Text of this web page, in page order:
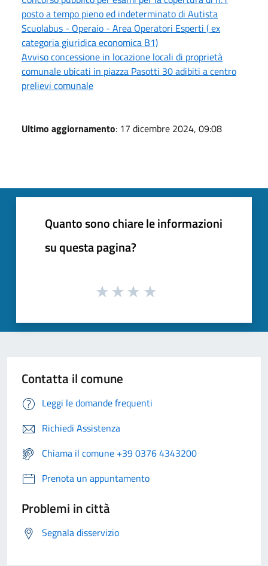
posto a tempo pieno ed indeterminato di Autista
Scuolabus - Operaio - Area Operatori Esperti ( ex
categoria giuridica economica B1)
Avviso concessione in locazione locali di proprietà
comunale ubicati in piazza Pasotti 30 adibiti a centro
prelievi comunale
Ultimo aggiornamento: 17 dicembre 2024, 09:08
Quanto sono chiare le informazioni
su questa pagina?
Contatta il comune
Leggi le domande frequenti
Richiedi Assistenza
Chiama il comune +39 0376 4343200
Prenota un appuntamento
Problemi in città
Segnala disservizio